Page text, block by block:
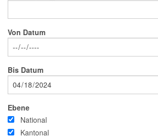
Von Datum
Bis Datum
Ebene
National
Kantonal